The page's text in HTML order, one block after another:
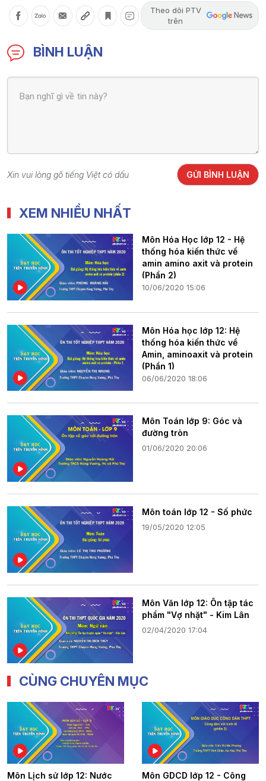
Theo dõi PTV
trên
BÌNH LUẬN
Xin vui lòng gõ tiếng Việt có dấu GỬI BÌNH LUẬN
XEM NHIỀU NHẤT
Môn Hóa Học lớp 12 - Hệ
thống hóa kiến thức về
amin amino axit và protein
(Phần 2)
10/06/2020 15:06
Môn Hóa học lớp 12: Hệ
thống hóa kiến thức về
Amin, aminoaxit và protein
(Phần 1)
06/06/2020 18:06
Môn Toán lớp 9: Góc và
đường tròn
01/06/2020 20:06
Môn toán lớp 12 - Số phức
19/05/2020 12:05
Môn Văn lớp 12: Ôn tập tác
phẩm "Vợ nhặt" - Kim Lân
02/04/2020 17:04
CÙNG CHUYÊN MỤC
Môn Lịch sử lớp 12: Nước
Môn GDCD lớp 12 - Công